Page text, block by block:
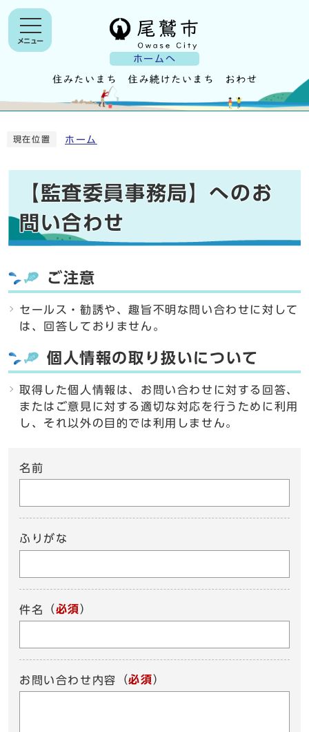
ホームへ
メニュー
現在位置 ホーム
【監査委員事務局】へのお
問い合わせ
ご注意
セールス・勧誘や、趣旨不明な問い合わせに対して
は、回答しておりません。
個人情報の取り扱いについて
取得した個人情報は、お問い合わせに対する回答、
またはご意見に対する適切な対応を行うために利用
し、それ以外の目的では利用しません。
名前
ふりがな
件名 （必須）
お問い合わせ内容 （必須）